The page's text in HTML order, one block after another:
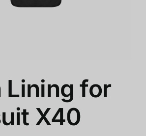
Lining for
X40